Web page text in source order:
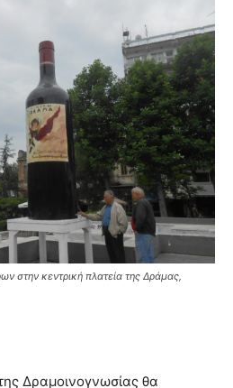
στην κεντρική πλατεία της Δράμας,
Δραμοινογνωσίας θα